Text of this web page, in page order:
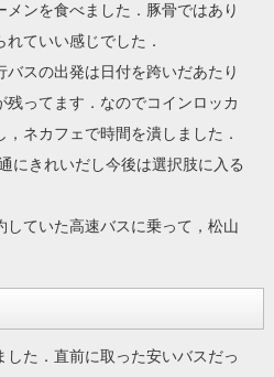
メンを食べました．豚骨ではあり
ていい感じでした．
スの出発は日付を跨いだあたり
ってます．なのでコインロッカ
ネカフェで時間を潰しました．
にきれいだし今後は選択肢に入る
していた高速バスに乗って，松山
た．直前に取った安いバスだっ